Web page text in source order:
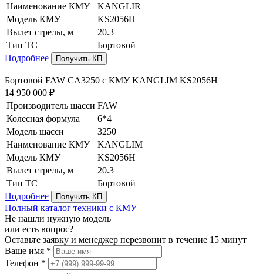
Наименование КМУ
KANGLIR
Модель КМУ
KS2056H
Вылет стрелы, м
20.3
Тип ТС
Бортовой
Подробнее
Получить КП
Бортовой FAW CA3250 с КМУ KANGLIM KS2056H
14 950 000 ₽
Производитель шасси FAW
Колесная формула
6*4
Модель шасси
3250
Наименование КМУ
KANGLIM
Модель КМУ
KS2056H
Вылет стрелы, м
20.3
Тип ТС
Бортовой
Подробнее
Получить КП
Полный каталог техники с КМУ
Не нашли нужную модель
или есть вопрос?
Оставьте заявку и менеджер перезвонит в течение 15 минут
Ваше имя *
Телефон *